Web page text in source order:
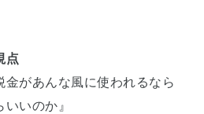
点
があんな風に使われるなら
いのか』